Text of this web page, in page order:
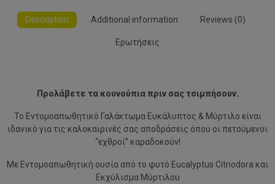
Description Additional information Reviews (0)
Ερωτήσεις
Προλάβετε τα κουνούπια πριν σας τσιμπήσουν.
Το Εντομοαπωθητικό Γαλάκτωμα Ευκάλυπτος & Μύρτιλο είναι
ιδανικό για τις καλοκαιρινές σας αποδράσεις όπου οι πετούμενοι
“εχθροί” καραδοκούν!
Με Εντομοαπωθητική ουσία από το φυτό Eucalyptus Citriodora και
Εκχύλισμα Μύρτιλου